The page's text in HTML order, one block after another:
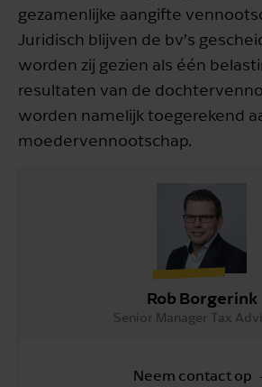
gezamenlijke aangifte
Juridisch blijven de bv’s
worden zij gezien als één
resultaten van de
worden namelijk toegerekend
moedervennootschap.
Rob Borgerink
Senior Manager Tax
Neem contact op